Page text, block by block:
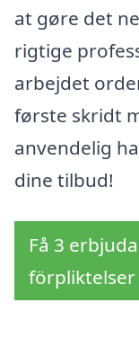
at gøre det
rigtige
arbejdet
første skridt
anvendelig
dine tilbud!
Få 3
förpliktelser